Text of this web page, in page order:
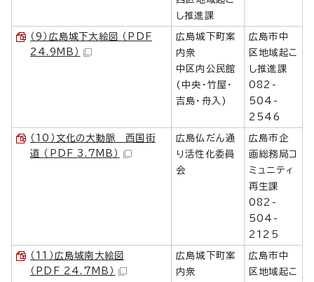
し推進課
（9）広島城下大絵図 （PDF
24.9MB）
広島城下町案
内衆
中区内公民館
(中央・竹屋・
吉島・舟入)
広島市中
区地域起こ
し推進課
082-
504-
2546
（10）文化の大動脈 西国街
道 （PDF 3.7MB）
広島仏だん通
り活性化委員
会
広島市企
画総務局コ
ミュニティ
再生課
082-
504-
2125
（11）広島城南大絵図
（PDF 24.7MB）
広島城下町案
内衆
広島市中
区地域起こ